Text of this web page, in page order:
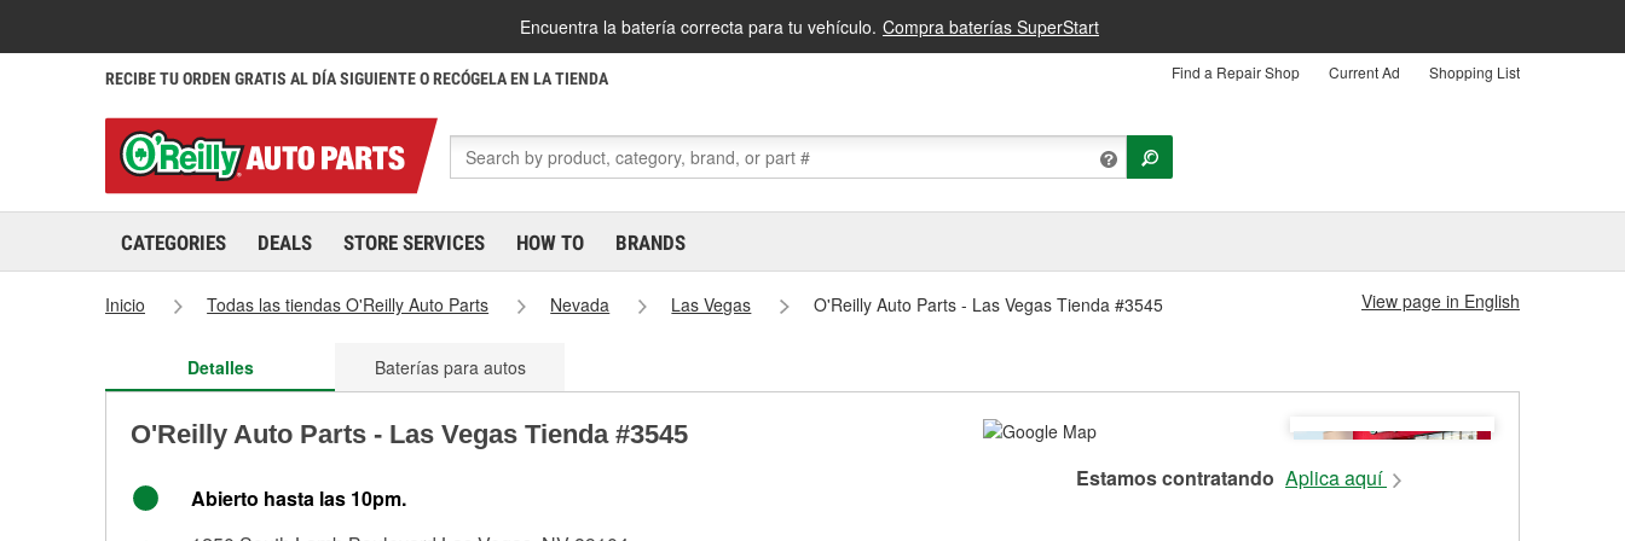
Encuentra la batería correcta para tu vehículo. Compra baterías SuperStart
RECIBE TU ORDEN GRATIS AL DÍA SIGUIENTE O RECÓGELA EN LA TIENDA Find a Repair Shop Current Ad Shopping List
CATEGORIES DEALS STORE SERVICES HOW TO BRANDS
Inicio Todas las tiendas O'Reilly Auto Parts Nevada Las Vegas O'Reilly Auto Parts - Las Vegas Tienda #3545 View page in English
Detalles Baterías para autos
O'Reilly Auto Parts - Las Vegas Tienda #3545
Abierto hasta las 10pm.
Estamos contratando Aplica aquí